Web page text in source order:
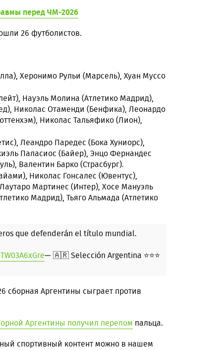
перед ЧМ-2026
26 футболистов.
Херонимо Рульи (Марсель), Хуан Муссо
Науэль Молина (Атлетико Мадрид),
Николас Отаменди (Бенфика), Леонардо
Николас Тальяфико (Лион),
Леандро Паредес (Бока Хуниорс),
Паласиос (Байер), Энцо Фернандес
Валентин Барко (Страсбург).
Николас Гонсалес (Ювентус),
Мартинес (Интер), Хосе Мануэль
Мадрид), Тьяго Альмада (Атлетико
que defenderán el título mundial.
— 🇦🇷 Selección Argentina ⭐⭐⭐
сборная Аргентины сыграет против
Аргентины получил перелом пальца.
спортивный контент можно в нашем